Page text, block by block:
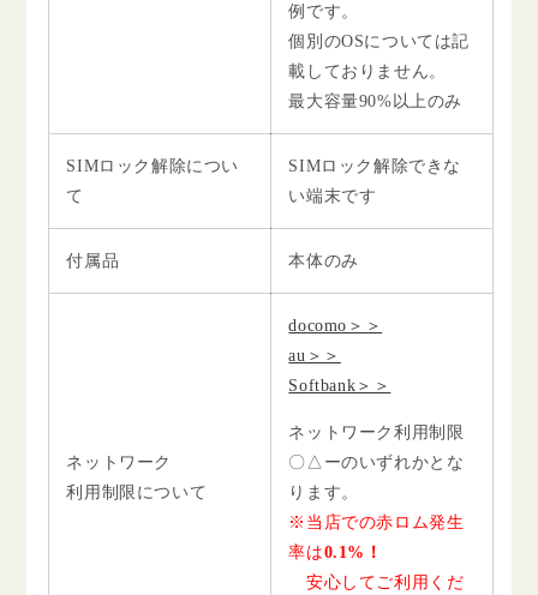
例です。
個別のOSについては記
載しておりません。
最大容量90%以上のみ
SIMロック解除につい
て
SIMロック解除できな
い端末です
付属品 本体のみ
ネットワーク
利用制限について
docomo＞＞
au＞＞
Softbank＞＞
ネットワーク利用制限
〇△ーのいずれかとな
ります。
※当店での赤ロム発生
率は0.1%！
安心してご利用くだ